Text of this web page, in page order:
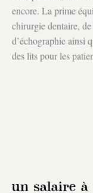
encore. La prime
chirurgie dentaire,
d’échographie ainsi
des lits pour les
un salaire